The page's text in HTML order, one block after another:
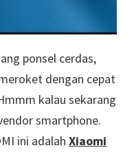
ponsel cerdas,
dengan cepat
kalau sekarang
smartphone.
ini adalah Xiaomi